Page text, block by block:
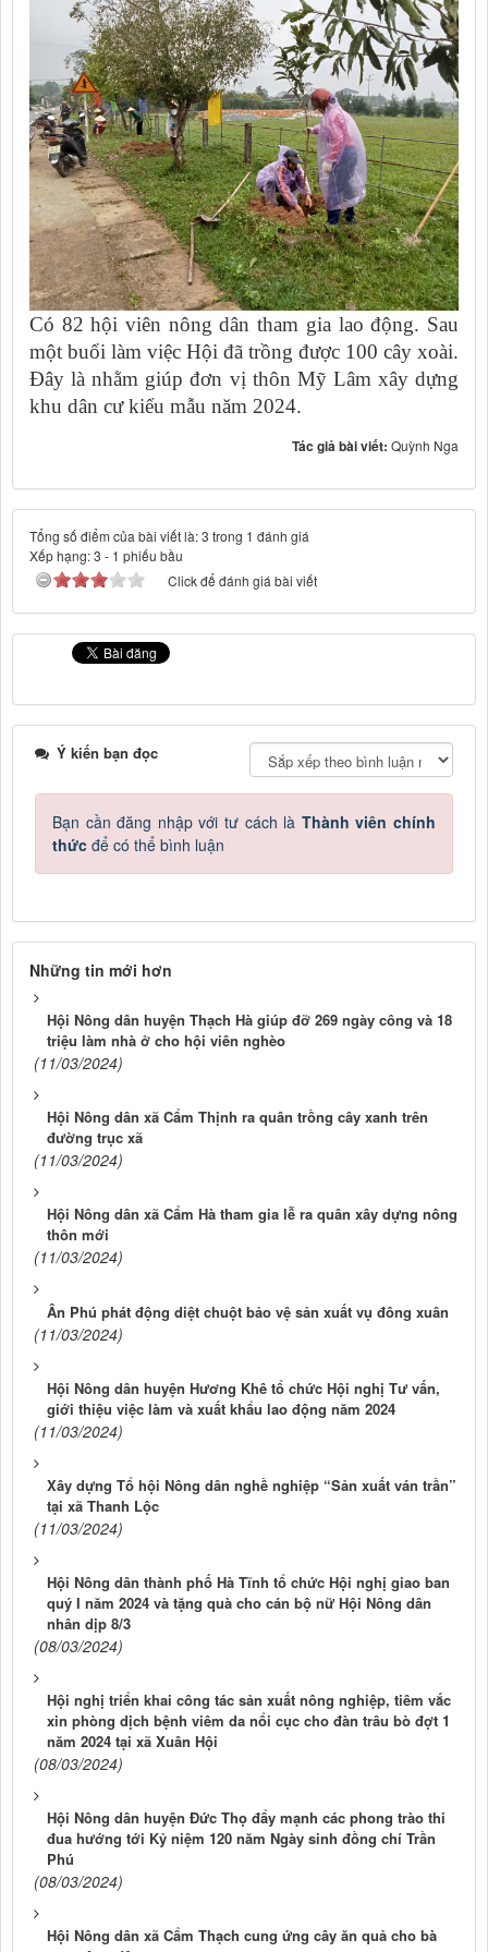
Có 82 hội viên nông dân tham gia lao động. Sau
một buổi làm việc Hội đã trồng được 100 cây xoài.
Đây là nhằm giúp đơn vị thôn Mỹ Lâm xây dựng
khu dân cư kiểu mẫu năm 2024.
Tác giả bài viết: Quỳnh Nga
Tổng số điểm của bài viết là: 3 trong 1 đánh giá
Xếp hạng:3 - 1 phiếu bầu
Click để đánh giá bài viết
Ý kiến bạn đọc
Bạn cần đăng nhập với tư cách là Thành viên chính
thức để có thể bình luận
Những tin mới hơn
Hội Nông dân huyện Thạch Hà giúp đỡ 269 ngày công và 18
triệu làm nhà ở cho hội viên nghèo
(11/03/2024)
Hội Nông dân xã Cẩm Thịnh ra quân trồng cây xanh trên
đường trục xã
(11/03/2024)
Hội Nông dân xã Cẩm Hà tham gia lễ ra quân xây dựng nông
thôn mới
(11/03/2024)
Ân Phú phát động diệt chuột bảo vệ sản xuất vụ đông xuân
(11/03/2024)
Hội Nông dân huyện Hương Khê tổ chức Hội nghị Tư vấn,
giới thiệu việc làm và xuất khẩu lao động năm 2024
(11/03/2024)
Xây dựng Tổ hội Nông dân nghề nghiệp “Sản xuất ván trần”
tại xã Thanh Lộc
(11/03/2024)
Hội Nông dân thành phố Hà Tĩnh tổ chức Hội nghị giao ban
quý I năm 2024 và tặng quà cho cán bộ nữ Hội Nông dân
nhân dịp 8/3
(08/03/2024)
Hội nghị triển khai công tác sản xuất nông nghiệp, tiêm vắc
xin phòng dịch bệnh viêm da nổi cục cho đàn trâu bò đợt 1
năm 2024 tại xã Xuân Hội
(08/03/2024)
Hội Nông dân huyện Đức Thọ đẩy mạnh các phong trào thi
đua hướng tới Kỷ niệm 120 năm Ngày sinh đồng chí Trần
Phú
(08/03/2024)
Hội Nông dân xã Cẩm Thạch cung ứng cây ăn quả cho bà